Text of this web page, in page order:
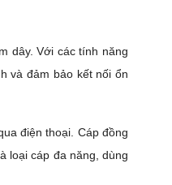
dây. Với các tính năng
và đảm bảo kết nối ổn
điện thoại. Cáp đồng
loại cáp đa năng, dùng